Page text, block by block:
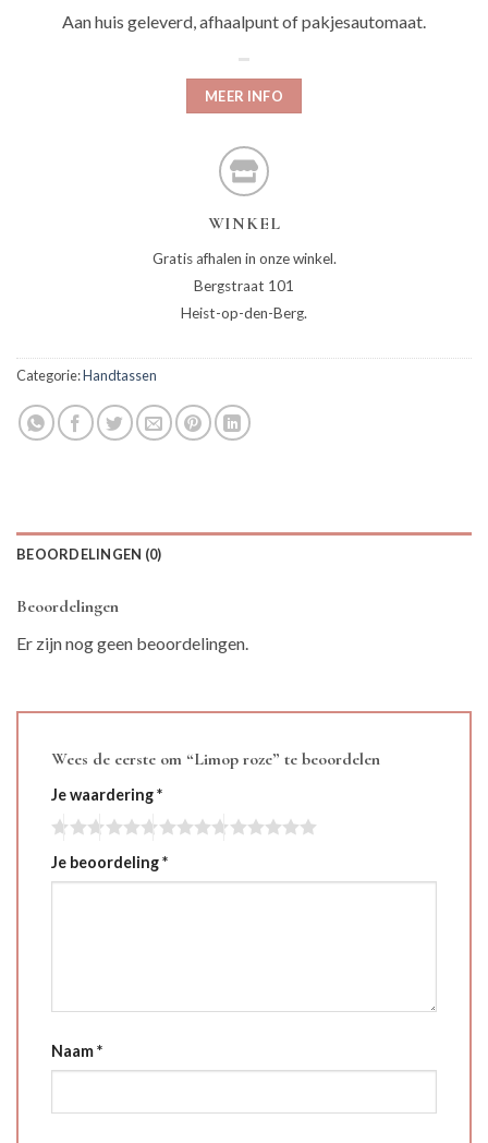
Aan huis geleverd, afhaalpunt of pakjesautomaat.
MEER INFO
WINKEL
Gratis afhalen in onze winkel.
Bergstraat 101
Heist-op-den-Berg.
Categorie:Handtassen
BEOORDELINGEN (0)
Beoordelingen
Er zijn nog geen beoordelingen.
Wees de eerste om “Limop roze” te beoordelen
Je waardering*
Je beoordeling*
Naam*